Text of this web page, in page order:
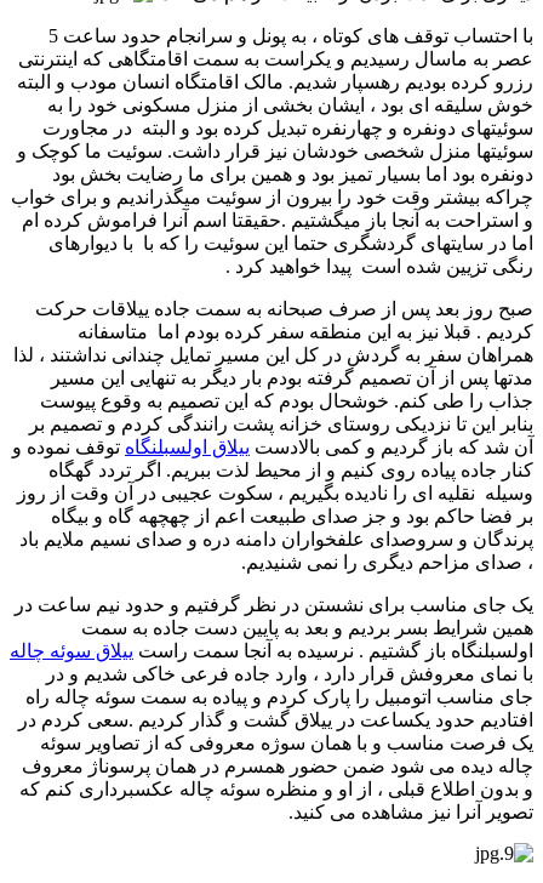
با احتساب توقف های کوتاه ، به پونل و سرانجام حدود ساعت 5
عصر به ماسال رسیدیم و یکراست به سمت اقامتگاهی که اینترنتی
رزرو کرده بودیم رهسپار شدیم. مالک اقامتگاه انسان مودب و البته
خوش سلیقه ای بود ، ایشان بخشی از منزل مسکونی خود را به
سوئیتهای دونفره و چهارنفره تبدیل کرده بود و البته در مجاورت
سوئیتها منزل شخصی خودشان نیز قرار داشت. سوئیت ما کوچک و
دونفره بود اما بسیار تمیز بود و همین برای ما رضایت بخش بود
چراکه بیشتر وقت خود را بیرون از سوئیت میگذراندیم و برای خواب
و استراحت به آنجا باز میگشتیم .حقیقتا اسم آنرا فراموش کرده ام
اما در سایتهای گردشگری حتما این سوئیت را که با با دیوارهای
رنگی تزیین شده است پیدا خواهید کرد .
صبح روز بعد پس از صرف صبحانه به سمت جاده ییلاقات حرکت
کردیم . قبلا نیز به این منطقه سفر کرده بودم اما متاسفانه
همراهان سفر به گردش در کل این مسیر تمایل چندانی نداشتند ، لذا
مدتها پس از آن تصمیم گرفته بودم بار دیگر به تنهایی این مسیر
جذاب را طی کنم. خوشحال بودم که این تصمیم به وقوع پیوست
بنابر این تا نزدیکی روستای خزانه پشت رانندگی کردم و تصمیم بر
آن شد که باز گردیم و کمی بالادست ییلاق اولسبلنگاه توقف نموده و
کنار جاده پیاده روی کنیم و از محیط لذت ببریم. اگر تردد گهگاه
وسیله نقلیه ای را نادیده بگیریم ، سکوت عجیبی در آن وقت از روز
بر فضا حاکم بود و جز صدای طبیعت اعم از چهچهه گاه و بیگاه
پرندگان و سروصدای علفخواران دامنه دره و صدای نسیم ملایم باد
، صدای مزاحم دیگری را نمی شنیدیم.
یک جای مناسب برای نشستن در نظر گرفتیم و حدود نیم ساعت در
همین شرایط بسر بردیم و بعد به پایین دست جاده به سمت
اولسبلنگاه باز گشتیم . نرسیده به آنجا سمت راست ییلاق سوئه چاله
با نمای معروفش قرار دارد ، وارد جاده فرعی خاکی شدیم و در
جای مناسب اتومبیل را پارک کردم و پیاده به سمت سوئه چاله راه
افتادیم حدود یکساعت در ییلاق گشت و گذار کردیم .سعی کردم در
یک فرصت مناسب و با همان سوژه معروفی که از تصاویر سوئه
چاله دیده می شود ضمن حضور همسرم در همان پرسوناژ معروف
و بدون اطلاع قبلی ، از او و منظره سوئه چاله عکسبرداری کنم که
تصویر آنرا نیز مشاهده می کنید.